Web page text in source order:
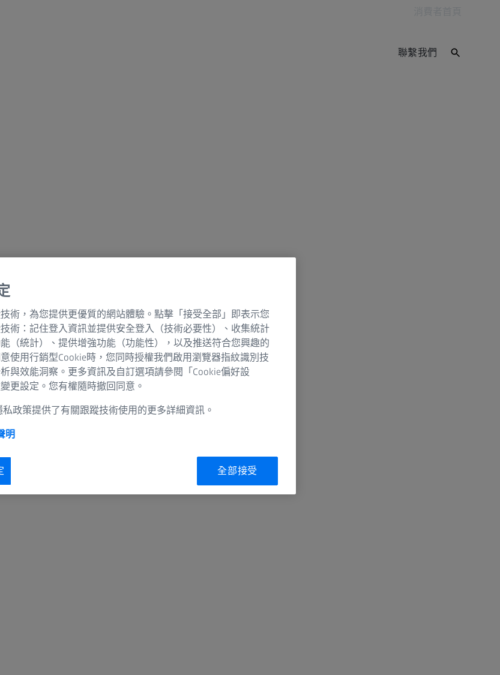
聯繫我們
術，為您提供更優質的網站體驗。點擊「接受全部」即表示您
術：記住登入資訊並提供安全登入（技術必要性）、收集統計
（統計）、提供增強功能（功能性），以及推送符合您興趣的
使用行銷型Cookie時，您同時授權我們啟用瀏覽器指紋識別技
與效能洞察。更多資訊及自訂選項請參閱「Cookie偏好設
更設定。您有權隨時撤回同意。
私政策提供了有關跟蹤技術使用的更多詳細資訊。
明
全部接受